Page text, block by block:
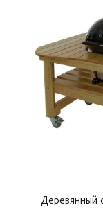
Деревянный